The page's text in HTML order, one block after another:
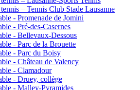
– Tennis Club Stade Lausanne
- Promenade de Jomini
- Pré-des-Casernes
- Bellevaux-Dessous
- Parc de la Brouette
- Parc du Boisy
- Château de Valency
- Clamadour
- Druey, collège
- Malley-Pyramides